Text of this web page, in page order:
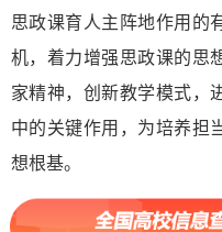
思政课育人主阵地作用的
机，着力增强思政课的思
家精神，创新教学模式，
中的关键作用，为培养担
想根基。